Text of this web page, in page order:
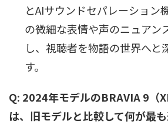
とAIサウンドセパレーション
の微細な表情や声のニュアン
し、視聴者を物語の世界へと
す。
Q: 2024年モデルのBRAVIA 9（
は、旧モデルと比較して何が最